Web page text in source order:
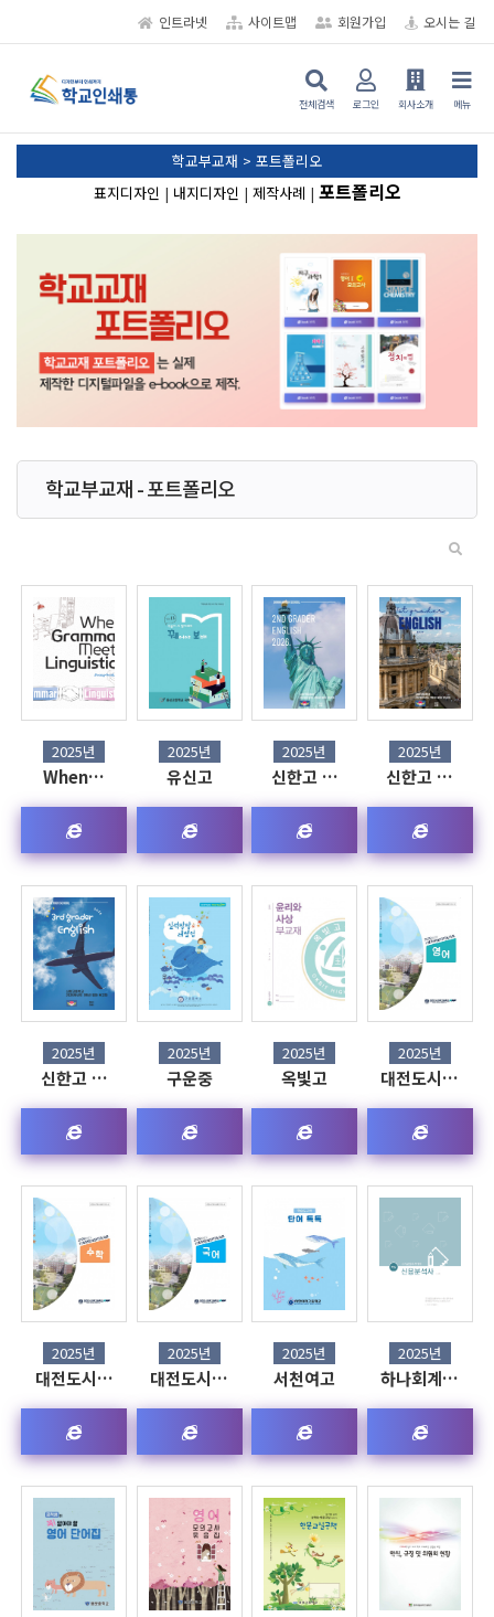
인트라넷 사이트맵 회원가입 오시는 길
전체검색 로그인 회사소개 메뉴
학교부교재 > 포트폴리오
표지디자인 | 내지디자인 | 제작사례 | 포트폴리오
학교부교재 - 포트폴리오
2025년
When…
2025년
유신고
2025년
신한고 …
2025년
신한고 …
2025년
신한고 …
2025년
구운중
2025년
옥빛고
2025년
대전도시…
2025년
대전도시…
2025년
대전도시…
2025년
서천여고
2025년
하나회계…